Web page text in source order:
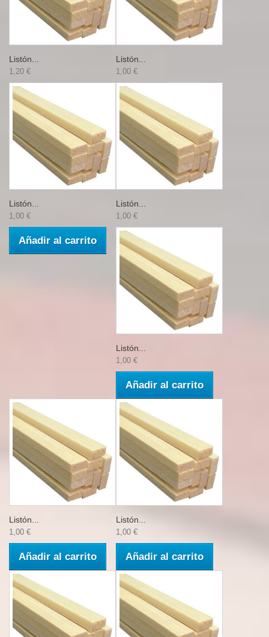
Listón...
1,20 €
Listón...
1,00 €
Listón...
1,00 €
Añadir al carrito
Listón...
1,00 €
Listón...
1,00 €
Añadir al carrito
Listón...
1,00 €
Añadir al carrito
Listón...
1,00 €
Añadir al carrito